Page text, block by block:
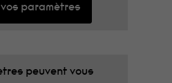
paramètres
peuvent vous